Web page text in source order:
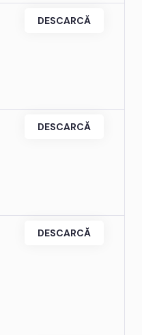
DESCARCĂ
DESCARCĂ
DESCARCĂ